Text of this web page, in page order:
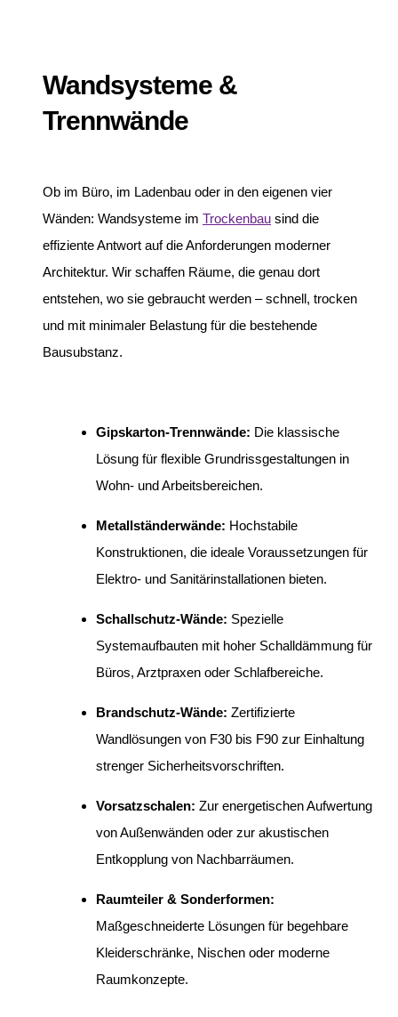
Wandsysteme &
Trennwände
Ob im Büro, im Ladenbau oder in den eigenen vier
Wänden: Wandsysteme im Trockenbau sind die
effiziente Antwort auf die Anforderungen moderner
Architektur. Wir schaffen Räume, die genau dort
entstehen, wo sie gebraucht werden – schnell, trocken
und mit minimaler Belastung für die bestehende
Bausubstanz.
Gipskarton-Trennwände: Die klassische
Lösung für flexible Grundrissgestaltungen in
Wohn- und Arbeitsbereichen.
Metallständerwände: Hochstabile
Konstruktionen, die ideale Voraussetzungen für
Elektro- und Sanitärinstallationen bieten.
Schallschutz-Wände: Spezielle
Systemaufbauten mit hoher Schalldämmung für
Büros, Arztpraxen oder Schlafbereiche.
Brandschutz-Wände: Zertifizierte
Wandlösungen von F30 bis F90 zur Einhaltung
strenger Sicherheitsvorschriften.
Vorsatzschalen: Zur energetischen Aufwertung
von Außenwänden oder zur akustischen
Entkopplung von Nachbarräumen.
Raumteiler & Sonderformen:
Maßgeschneiderte Lösungen für begehbare
Kleiderschränke, Nischen oder moderne
Raumkonzepte.